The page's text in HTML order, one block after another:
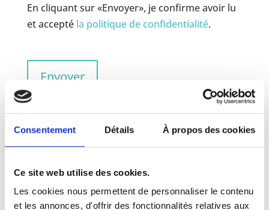
Consentement Détails À propos des cookies
Ce site web utilise des cookies.
Les cookies nous permettent de personnaliser le contenu
et les annonces, d'offrir des fonctionnalités relatives aux
En cliquant sur «Envoyer», je confirme avoir lu
et accepté la politique de confidentialité.